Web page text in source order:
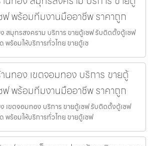
ฟ พร้อมทีมงานมืออาชีพ ราคาถูก
สมุทรสงคราม บริการ ขายตู้เซฟ รับติดตั้งตู้เซฟ
ร้อมให้บริการทั่วไทย ขายตู้เซ
นทอง เขตจอมทอง บริการ ขายตู้
ฟ พร้อมทีมงานมืออาชีพ ราคาถูก
เขตจอมทอง บริการ ขายตู้เซฟ รับติดตั้งตู้เซฟ
ร้อมให้บริการทั่วไทย ขายตู้เซฟ